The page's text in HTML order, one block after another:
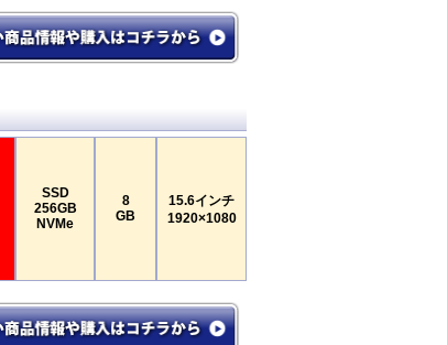
SSD
256GB
NVMe
8
GB
15.6インチ
1920×1080